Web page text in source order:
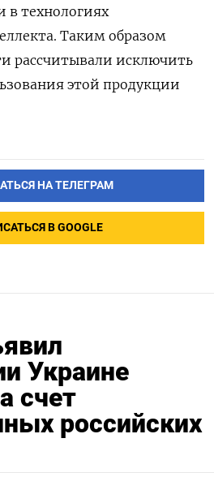
в технологиях
Таким образом
рассчитывали исключить
этой продукции
НА ТЕЛЕГРАМ
В GOOGLE
Украине
счет
российских